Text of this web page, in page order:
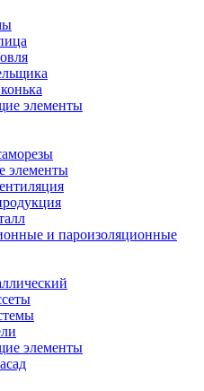
элементы
элементы
и пароизоляционные
элементы